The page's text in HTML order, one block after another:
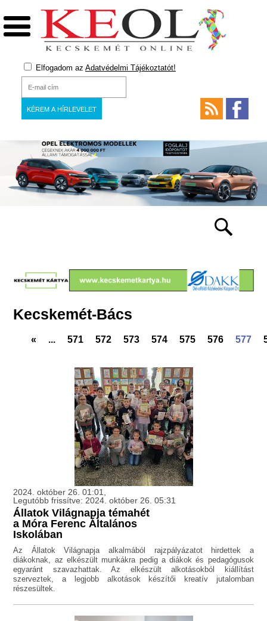
Elfogadom az Adatvédelmi Tájékoztatót!
Kecskemét-Bács
« ... 571 572 573 574 575 576 577
2024. október 26. 01:01,
Legutóbb frissítve: 2024. október 26. 05:31
Állatok Világnapja témahét
a Móra Ferenc Általános
Iskolában
Az Állatok Világnapja alkalmából rajzpályázatot hirdettek a
diákoknak, az elkészült munkákra pedig a diákok és pedagógusok
egyaránt szavazhattak. Az elkészült alkotásokból kiállítást
szerveztek, a legjobb alkotások készítői kreatív jutalomban
részesültek.